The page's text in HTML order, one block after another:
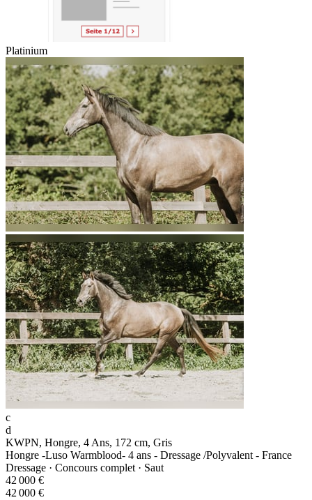
Platinium
c
d
KWPN, Hongre, 4 Ans, 172 cm, Gris
Hongre -Luso Warmblood- 4 ans - Dressage /Polyvalent - France
Dressage · Concours complet · Saut
42 000 €
42 000 €